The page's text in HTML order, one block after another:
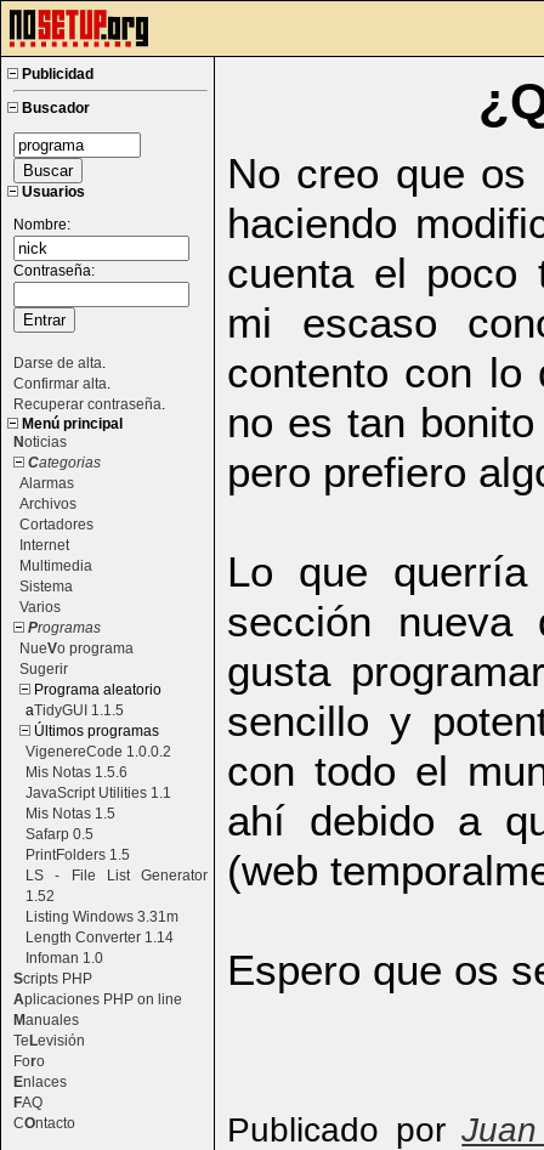
Publicidad
Buscador
Usuarios
Nombre:
Contraseña:
Darse de alta
Confirmar alta
Recuperar contraseña
Menú principal
Noticias
Categorias
Alarmas
Archivos
Cortadores
Internet
Multimedia
Sistema
Varios
Programas
NueVo programa
Sugerir
Programa aleatorio
aTidyGUI 1.1.5
Últimos programas
VigenereCode 1.0.0.2
Mis Notas 1.5.6
JavaScript Utilities 1.1
Mis Notas 1.5
Safarp 0.5
PrintFolders 1.5
LS - File List Generator
1.52
Listing Windows 3.31m
Length Converter 1.14
Infoman 1.0
Scripts PHP
Aplicaciones PHP on line
Manuales
TeLevisión
Foro
Enlaces
FAQ
COntacto
No creo que os
haciendo
cuenta el poco
mi escaso
contento con lo
no es tan
pero prefiero
Lo que
sección
gusta
sencillo y
con todo el
ahí debido a
(web
Espero que os
Publicado por